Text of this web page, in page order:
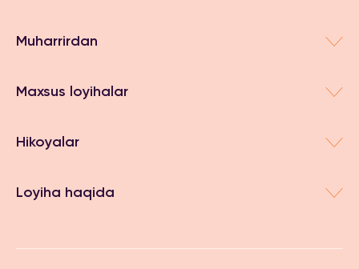
Muharrirdan
Maxsus loyihalar
Hikoyalar
Loyiha haqida